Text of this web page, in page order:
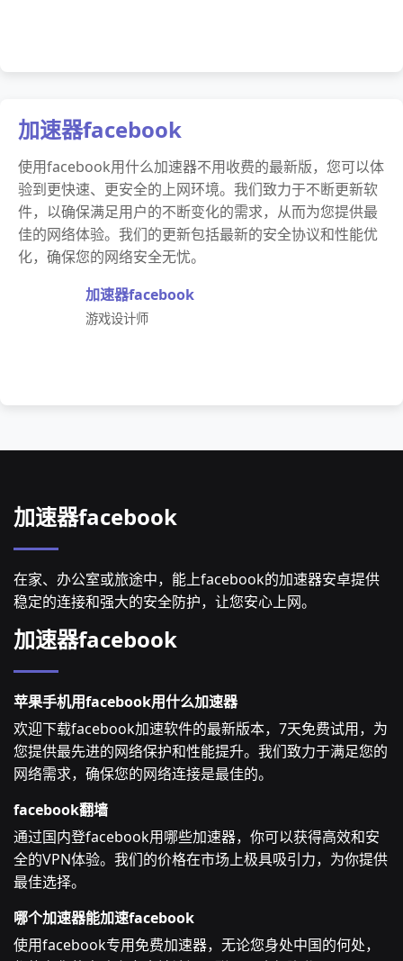
加速器facebook
使用facebook用什么加速器不用收费的最新版，您可以体
验到更快速、更安全的上网环境。我们致力于不断更新软
件，以确保满足用户的不断变化的需求，从而为您提供最
佳的网络体验。我们的更新包括最新的安全协议和性能优
化，确保您的网络安全无忧。
加速器facebook
游戏设计师
加速器facebook
在家、办公室或旅途中，能上facebook的加速器安卓提供
稳定的连接和强大的安全防护，让您安心上网。
加速器facebook
苹果手机用facebook用什么加速器
欢迎下载facebook加速软件的最新版本，7天免费试用，为
您提供最先进的网络保护和性能提升。我们致力于满足您的
网络需求，确保您的网络连接是最佳的。
facebook翻墙
通过国内登facebook用哪些加速器，你可以获得高效和安
全的VPN体验。我们的价格在市场上极具吸引力，为你提供
最佳选择。
哪个加速器能加速facebook
使用facebook专用免费加速器，无论您身处中国的何处，